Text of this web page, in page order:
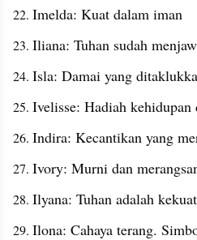
Imelda: Kuat dalam iman
Iliana: Tuhan sudah
Isla: Damai yang
Ivelisse: Hadiah kehidupan
Indira: Kecantikan yang
Ivory: Murni dan
Ilyana: Tuhan adalah
Ilona: Cahaya terang.